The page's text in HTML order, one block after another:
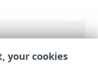
Antivirus>
your cookies